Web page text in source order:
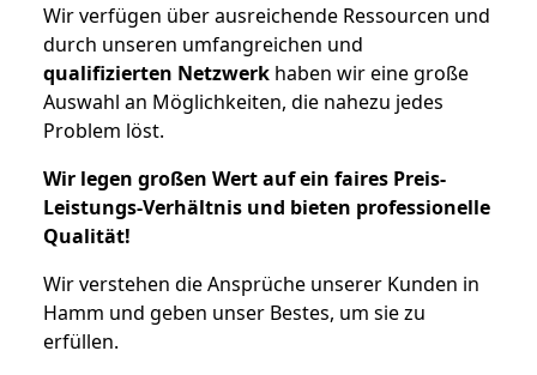
Wir verfügen über ausreichende Ressourcen und
durch unseren umfangreichen und
qualifizierten Netzwerk haben wir eine große
Auswahl an Möglichkeiten, die nahezu jedes
Problem löst.
Wir legen großen Wert auf ein faires Preis-
Leistungs-Verhältnis und bieten professionelle
Qualität!
Wir verstehen die Ansprüche unserer Kunden in
Hamm und geben unser Bestes, um sie zu
erfüllen.